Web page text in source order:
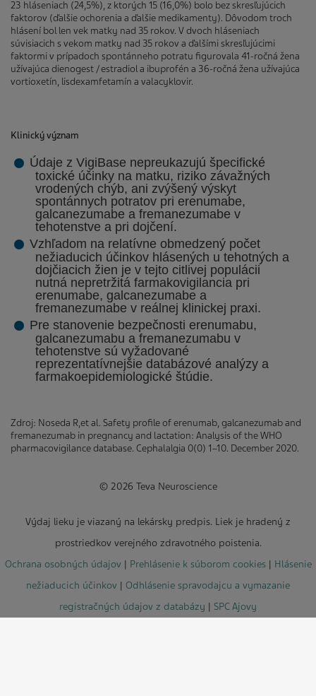
23 hláseniach (24,5%), z ktorých 15 (16,0%) bolo bez skresľujúcich
faktorov (ďalšie ochorenia a ďalšie medikamenty). Dôvodom troch
hlásení bol len vek matky nad 35 rokov. V dvoch hláseniach
súvisiacich s vekom matky nad 35 rokov a ďalšími skresľujúcimi
faktormi v prípadoch spontánneho potratu figurovala 41-ročná žena
užívajúca dienogest / estradiol a ibuprofén a 36-ročná žena užívajúca
vortioxetín, lisdexamfetamín a valacyklovir.
Klinický význam
Údaje z VigiBase nepreukazujú špecifické
toxické účinky na matku, riziko závažných
vrodených chýb, ani zvýšený výskyt
spontánnych potratov pri erenumabe,
galcanezumabe a fremanezumabe v
tehotenstve a pri dojčení.
Vzhľadom na relatívne obmedzený počet
nežiaducich účinkov hlásených u tehotných a
dojčiacich žien je v tejto citlivej populácii
nutná nepretržitá farmakovigilancia pri
erenumabe, galcanezumabe a
fremanezumabe v reálnej klinickej praxi.
Pre stanovenie bezpečnosti erenumabu,
galcanezumabu a fremanezumabu v
tehotenstve sú vyžadované
reprezentatívnejšie databázové analýzy a
farmakoepidemiologické štúdie.
Zdroj: Noseda R,et al. Safety profile of erenumab, galcanezumab and
fremanezumab in pregnancy and lactation: Analysis of the WHO
pharmacovigilance database. Cephalalgia 0(0) 1–10. December 2020.
© 2026 Teva Neuroscience
Výdaj lieku je viazaný na lekársky predpis. Liek je hradený z
prostriedkov verejného zdravotného poistenia.
Ochrana osobných údajov| Prehlásenie k súborom cookies| Hlásenie
nežiaducich účinkov | Odhlásenie spravodajcu a vymazanie
registračných údajov z databázy | SPC Ajovy